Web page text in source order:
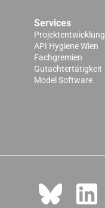
Services
Projektentwicklung
API Hygiene Wien
Fachgremien
Gutachtertätigkeit
Model Software